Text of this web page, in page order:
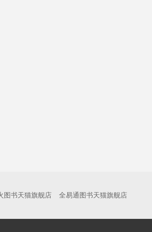
图书天猫旗舰店 全易通图书天猫旗舰店